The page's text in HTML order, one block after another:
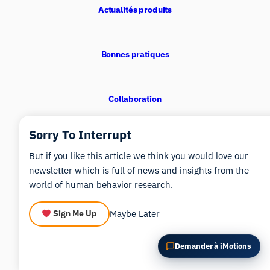
Actualités produits
Bonnes pratiques
Collaboration
Guides des produits
Perspectives de recherche
Principes fondamentaux de la recherche
Demander à iMotions
POSER UNE QUESTION SUR CET ARTICLE
Sorry To Interrupt
But if you like this article we think you would love our
newsletter which is full of news and insights from the
world of human behavior research.
Sign Me Up Maybe Later